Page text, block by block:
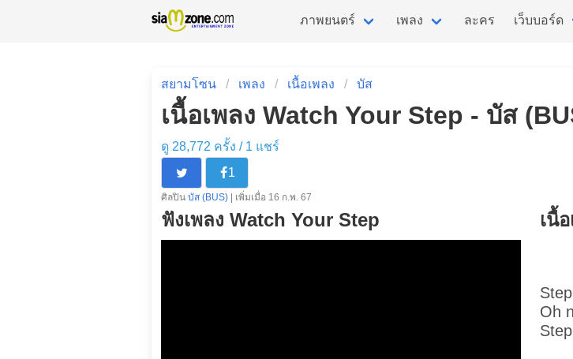
ภาพยนตร์ เพลง ละคร เว็บบอร์ด
สยามโซน เพลง เนื้อเพลง บัส
เนื้อเพลง Watch Your Step - บัส
ดู 28,772 ครั้ง / 1 แชร์
1
ศิลปิน บัส (BUS) | เพิ่มเมื่อ 16 ก.พ. 67
ฟังเพลง Watch Your Step เนื้
Step
Oh